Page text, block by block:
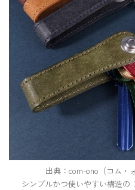
出典：com-ono（コム・
シンプルかつ使いやすい構造の